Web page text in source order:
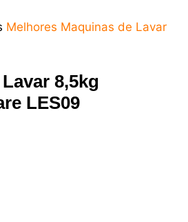
Melhores Maquinas de Lavar
8,5kg
LES09